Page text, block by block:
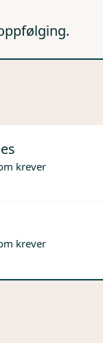
krever
krever